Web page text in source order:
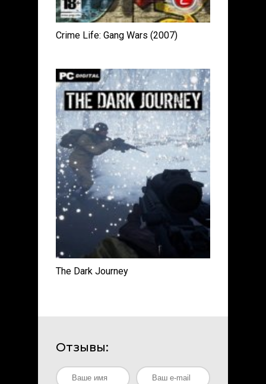
Crime Life: Gang Wars (2007)
The Dark Journey
Отзывы: